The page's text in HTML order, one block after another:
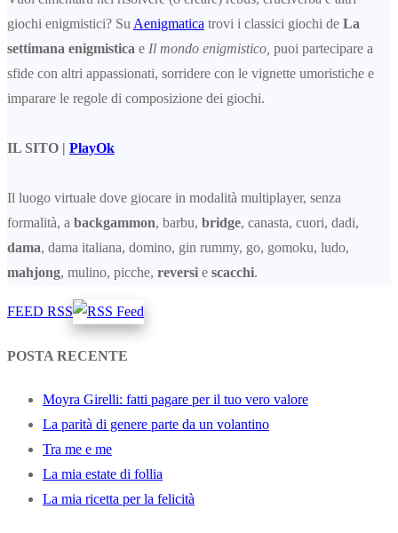
giochi enigmistici? SuAenigmatica trovi i classici giochi de La
settimana enigmistica e Il mondo enigmistico, puoi partecipare a
sfide con altri appassionati, sorridere con le vignette umoristiche e
imparare le regole di composizione dei giochi.
IL SITO | PlayOk
Il luogo virtuale dove giocare in modalità multiplayer, senza
formalità, a backgammon, barbu, bridge, canasta, cuori, dadi,
dama, dama italiana, domino, gin rummy, go, gomoku, ludo,
mahjong, mulino, picche, reversi e scacchi.
FEED RSS
POSTA RECENTE
Moyra Girelli: fatti pagare per il tuo vero valore
La parità di genere parte da un volantino
Tra me e me
La mia estate di follia
La mia ricetta per la felicità